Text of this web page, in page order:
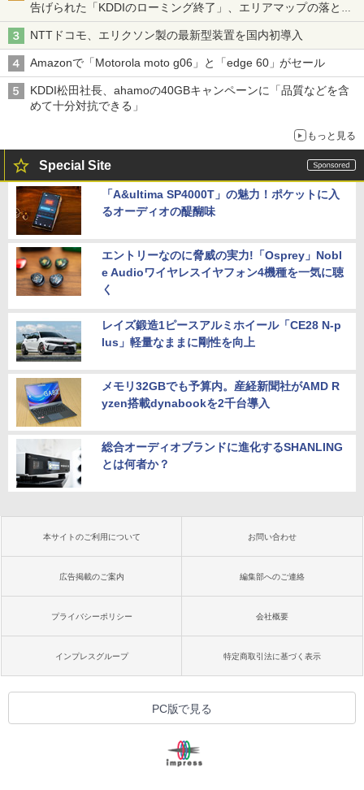
告げられた「KDDIのローミング終了」、エリアマップの落とし
穴と楽天モバイルの課題
NTTドコモ、エリクソン製の最新型装置を国内初導入
Amazonで「Motorola moto g06」と「edge 60」がセール
KDDI松田社長、ahamoの40GBキャンペーンに「品質などを含
めて十分対抗できる」
もっと見る
Special Site
「A&ultima SP4000T」の魅力！ポケットに入
るオーディオの醍醐味
エントリーなのに脅威の実力!「Osprey」Nobl
e Audioワイヤレスイヤフォン4機種を一気に聴
く
レイズ鍛造1ピースアルミホイール「CE28 N-p
lus」軽量なままに剛性を向上
メモリ32GBでも予算内。産経新聞社がAMD R
yzen搭載dynabookを2千台導入
総合オーディオブランドに進化するSHANLING
とは何者か？
本サイトのご利用について お問い合わせ
広告掲載のご案内 編集部へのご連絡
プライバシーポリシー 会社概要
インプレスグループ 特定商取引法に基づく表示
PC版で見る